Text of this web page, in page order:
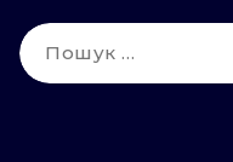
Пошук: